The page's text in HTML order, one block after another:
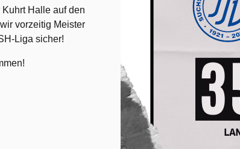
Halle auf den
vorzeitig Meister
Liga sicher!